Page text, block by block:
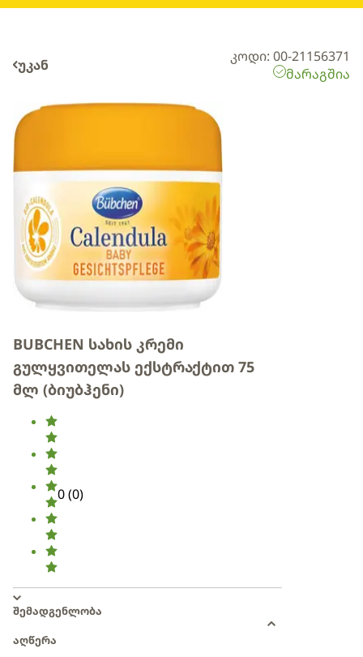
უკან
კოდი: 00-21156371
მარაგშია
BUBCHEN სახის კრემი
გულყვითელას ექსტრაქტით 75
მლ (ბიუბჰენი)
0(0)
შემადგენლობა
აღწერა